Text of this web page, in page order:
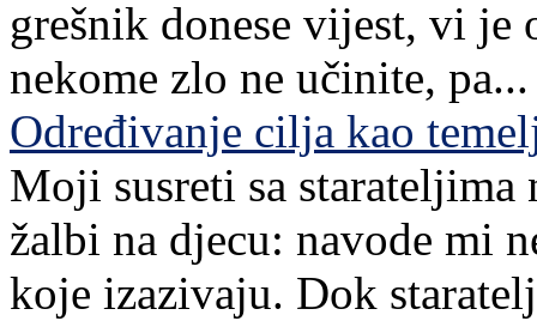
grešnik donese vijest, vi je
nekome zlo ne učinite, pa...
Određivanje cilja kao
Moji susreti sa
žalbi na djecu: navode mi
koje izazivaju. Dok